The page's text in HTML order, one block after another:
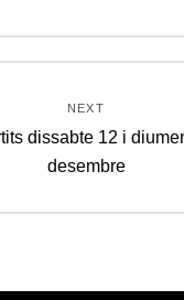
NEXT
dissabte 12 i
desembre